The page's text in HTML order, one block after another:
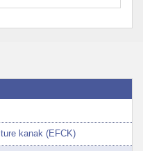
kanak (EFCK)